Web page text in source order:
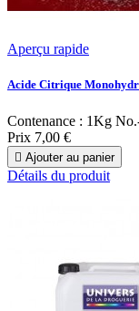
Aperçu rapide
Acide Citrique
Contenance : 1Kg
Prix 7,00 €
 Ajouter au panier
Détails du produit